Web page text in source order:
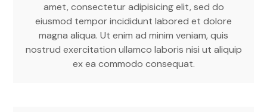
amet, consectetur adipisicing elit, sed do
eiusmod tempor incididunt labored et dolore
magna aliqua. Ut enim ad minim veniam, quis
nostrud exercitation ullamco laboris nisi ut aliquip
ex ea commodo consequat.